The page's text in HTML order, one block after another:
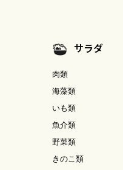
サラダ
肉類
海藻類
いも類
魚介類
野菜類
きのこ類